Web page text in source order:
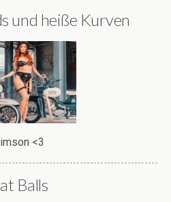
und heiße Kurven
<3
Balls